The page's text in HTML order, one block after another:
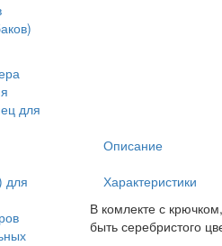
для
для
Описание
Характеристики
В комлекте с
быть серебристого